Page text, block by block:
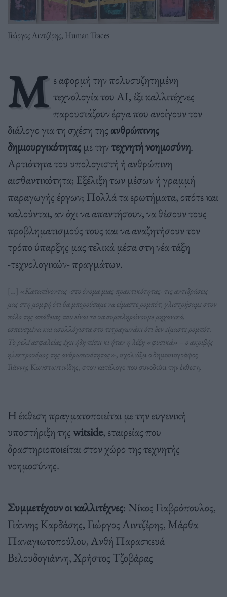
Γιώργος Λιντζέρης, Human Traces
Μ ε αφορμή την πολυσυζητημένη
τεχνολογία του AI, έξι καλλιτέχνες
παρουσιάζουν έργα που ανοίγουν τον
διάλογο για τη σχέση της ανθρώπινης
δημιουργικότητας με τηντεχνητή νοημοσύνη.
Αρτιότητα του υπολογιστή ή ανθρώπινη
αισθαντικότητα; Εξέλιξη των μέσων ή γραμμή
παραγωγής έργων; Πολλά τα ερωτήματα, οπότε και
καλούνται, αν όχι να απαντήσουν, να θέσουν τους
προβληματισμούς τους και να αναζητήσουν τον
τρόπο ύπαρξης μας τελικά μέσα στη νέα τάξη
-τεχνολογικών- πραγμάτων.
[…] «Καταπίνοντας -στο όνομα μιας πρακτικότητας- τις αντιδράσεις
μας στη μομφή ότι θα μπορούσαμε να είμαστε ρομπότ, γλιστρήσαμε στον
πόλο της απάθειας που είναι το να συμπληρώνουμε μηχανικά,
εσπευσμένα και ασυλλόγιστα στο τετραγωνάκι ότι δεν είμαστε ρομπότ.
Το ρελέ ασφαλείας έχει ήδη πέσει κι ήταν η λέξη «φυσικά» – ο ακριβής
ηλεκτρονόμος της ανθρωπινότητας», σχολιάζει ο δημοσιογράφος
Γιάννης Κωνσταντινίδης, στον κατάλογο που συνοδεύει την έκθεση.
Η έκθεση πραγματοποιείται με την ευγενική
υποστήριξη τηςwitside, εταιρείας που
δραστηριοποιείται στον χώρο της τεχνητής
νοημοσύνης.
Συμμετέχουν οι καλλιτέχνες: Νίκος Γιαβρόπουλος,
Γιάννης Καρδάσης, Γιώργος Λιντζέρης, Μάρθα
Παναγιωτοπούλου, Ανθή Παρασκευά
Βελουδογιάννη, Χρήστος Τζοβάρας